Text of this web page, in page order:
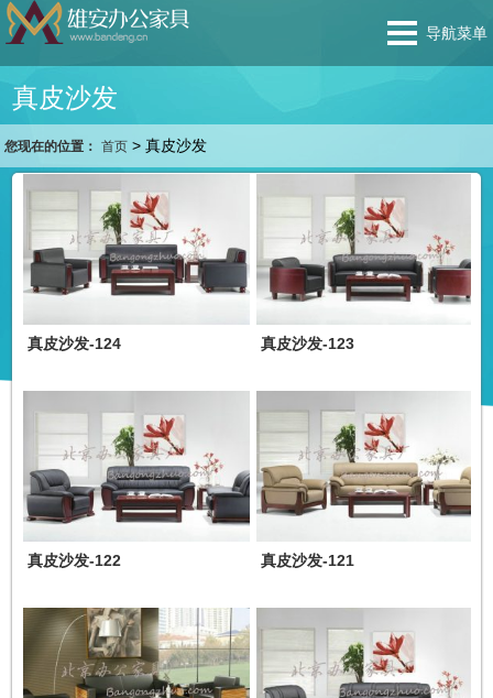
导航菜单
真皮沙发
您现在的位置： 首页 >真皮沙发
真皮沙发-124 真皮沙发-123
真皮沙发-122 真皮沙发-121